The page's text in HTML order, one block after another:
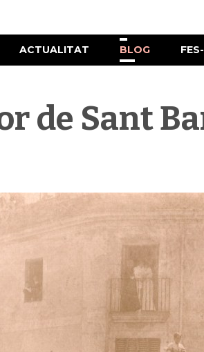
ACTUALITAT BLOG
de Sant